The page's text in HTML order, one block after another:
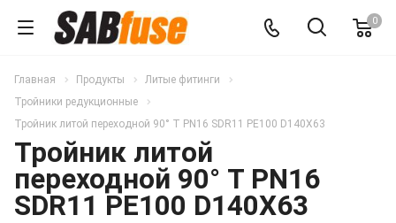
0
Главная Продукты
Литые фитинги
Тройники редукционные
Тройник литой переходной 90° T PN16 SDR11 PE100 D140X63
Тройник литой
переходной 90° T PN16
SDR11 PE100 D140X63